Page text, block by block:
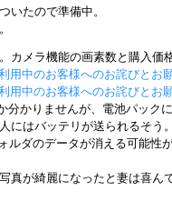
いたので準備中。
カメラ機能の画素数と購入価
用中のお客様へのお詫びとお
用中のお客様へのお詫びとお
分かりませんが、電池パック
にはバッテリが送られるそう。
ルダのデータが消える可能性
真が綺麗になったと妻は喜ん